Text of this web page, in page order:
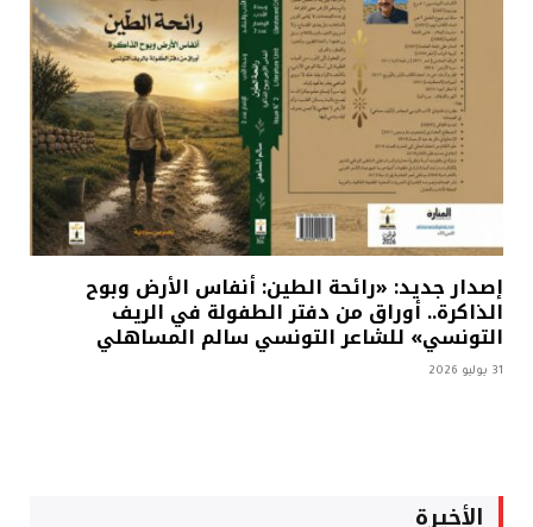
إصدار جديد: «رائحة الطين: أنفاس الأرض وبوح
الذاكرة.. أوراق من دفتر الطفولة في الريف
التونسي» للشاعر التونسي سالم المساهلي
31 يوليو 2026
الأخيرة